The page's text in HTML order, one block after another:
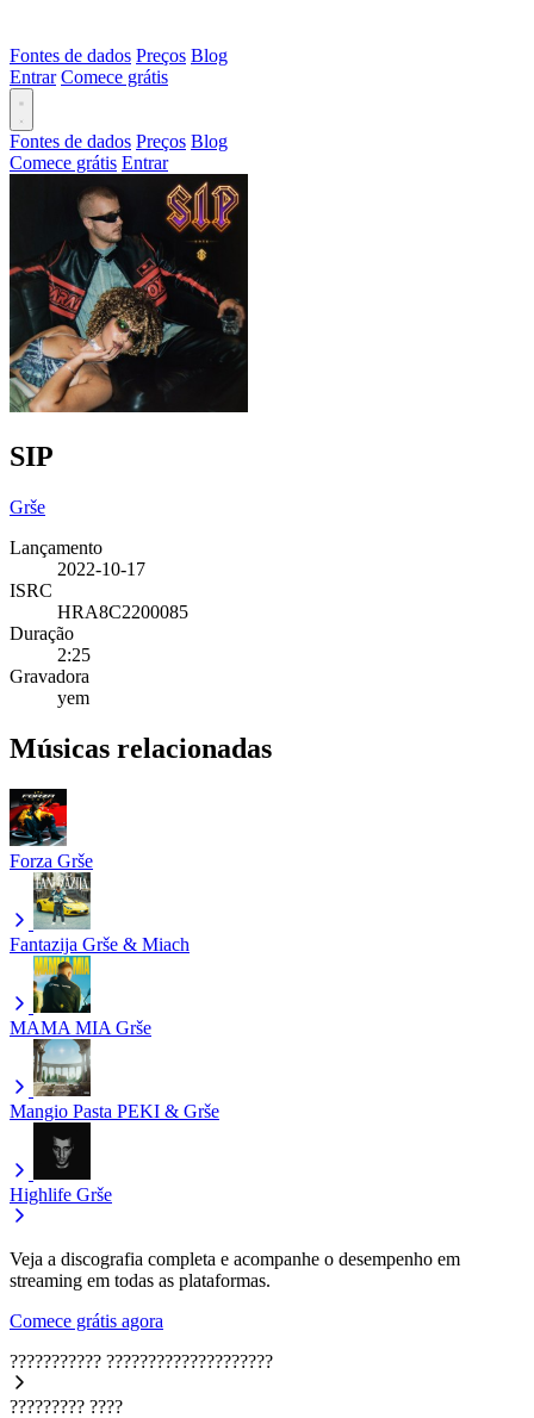
Fontes de dados Preços Blog
Entrar Comece grátis
Fontes de dados Preços Blog
Comece grátis Entrar
SIP
Grše
Lançamento
2022-10-17
ISRC
HRA8C2200085
Duração
2:25
Gravadora
yem
Músicas relacionadas
Forza Grše
Fantazija Grše & Miach
MAMA MIA Grše
Mangio Pasta PEKI & Grše
Highlife Grše
Veja a discografia completa e acompanhe o desempenho em
streaming em todas as plataformas.
Comece grátis agora
??????????? ????????????????????
????????? ????